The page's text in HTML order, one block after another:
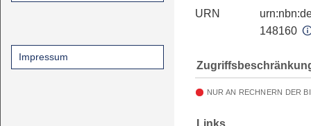
Impressum
URN
148160
NUR AN RECHNERN DER
Links